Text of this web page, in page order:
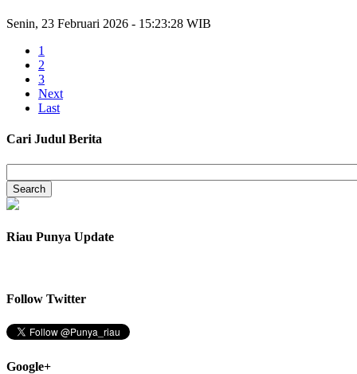
Senin, 23 Februari 2026 - 15:23:28 WIB
1
2
3
Next
Last
Cari Judul Berita
Riau Punya Update
Follow Twitter
Google+